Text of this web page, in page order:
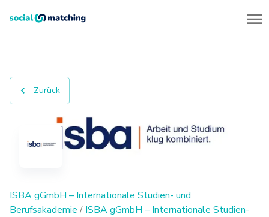
Zurück
ISBA gGmbH – Internationale Studien- und
Berufsakademie / ISBA gGmbH – Internationale Studien-